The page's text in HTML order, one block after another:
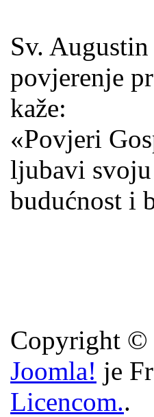
Sv.
povjerenje
kaže:
«Povjeri
ljubavi
budućnost i
Copyright ©
Joomla! je
Licencom..